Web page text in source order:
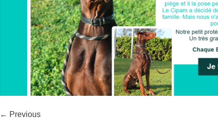
← Previous